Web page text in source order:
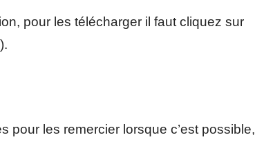
pour les télécharger il faut cliquez sur
pour les remercier lorsque c’est possible,